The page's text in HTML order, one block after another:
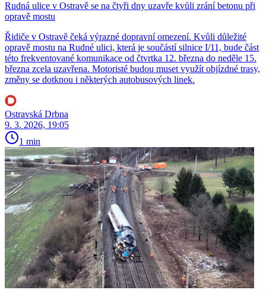
Rudná ulice v Ostravě se na čtyři dny uzavře kvůli zrání betonu při
opravě mostu
Řidiče v Ostravě čeká výrazné dopravní omezení. Kvůli důležité
opravě mostu na Rudné ulici, která je součástí silnice I/11, bude část
této frekventované komunikace od čtvrtka 12. března do neděle 15.
března zcela uzavřena. Motoristé budou muset využít objízdné trasy,
změny se dotknou i některých autobusových linek.
Ostravská Drbna
9. 3. 2026, 19:05
1 min